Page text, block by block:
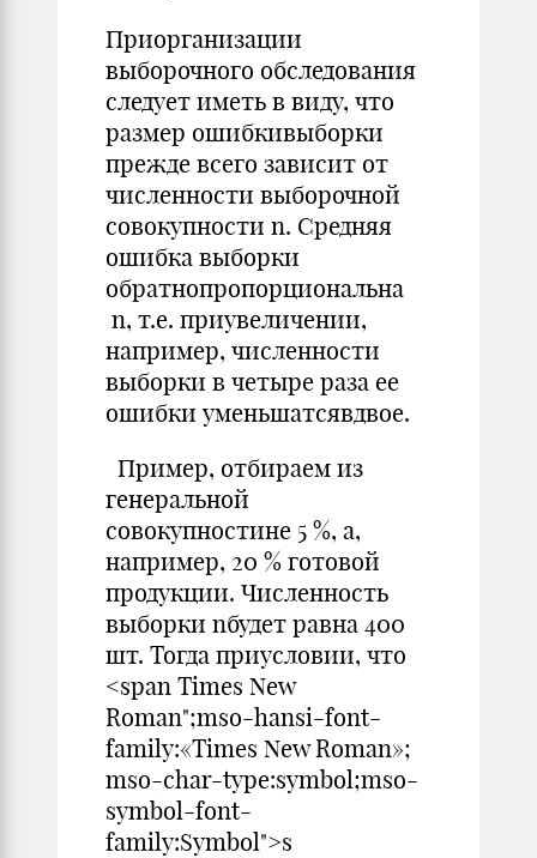
Приорганизации
выборочного обследования
следует иметь в виду, что
размер ошибкивыборки
прежде всего зависит от
численности выборочной
совокупности n. Средняя
ошибка выборки
обратнопропорциональна
n, т.е. приувеличении,
например, численности
выборки в четыре раза ее
ошибки уменьшатсявдвое.
Пример, отбираем из
генеральной
совокупностине 5 %, а,
например, 20 % готовой
продукции. Численность
выборки nбудет равна 400
шт. Тогда приусловии, что
<span Times New
Roman";mso-hansi-font-
family:«Times New Roman»;
mso-char-type:symbol;mso-
symbol-font-
family:Symbol">s